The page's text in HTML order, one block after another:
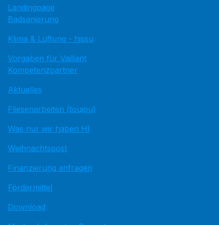
Landingpage
Badsanierung
Klima & Lüftung - hissu
Vorgaben für Vaillant
Kompetenzpartner
Aktuelles
Fliesenarbeiten (toujou)
Was nur wir haben HI
Weihnachtspost
Finanzierung anfragen
Fördermittel
Download